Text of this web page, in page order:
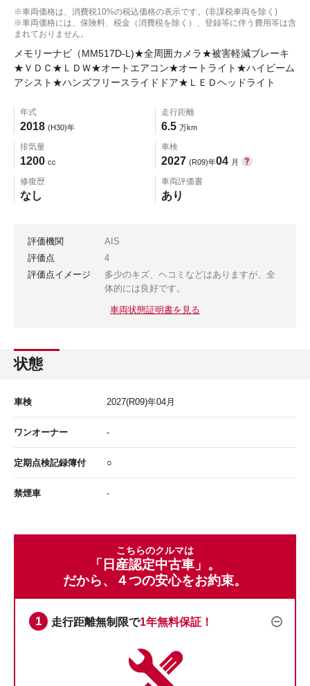
※車両価格は、消費税10%の税込価格の表示です。(非課税車両を除く)
※車両価格には、保険料、税金（消費税を除く）、登録等に伴う費用等は含
まれておりません。
メモリーナビ（MM517D-L)★全周囲カメラ★被害軽減ブレーキ
★ＶＤＣ★ＬＤＷ★オートエアコン★オートライト★ハイビーム
アシスト★ハンズフリースライドドア★ＬＥＤヘッドライト
年式
2018 (H30)年
走行距離
6.5 万km
排気量
1200 cc
車検
2027 (R09)年04 月
修復歴
なし
車両評価書
あり
評価機関
AIS
評価点
4
評価点イメージ
多少のキズ、ヘコミなどはありますが、全
体的には良好です。
車両状態証明書を見る
状態
車検 2027(R09)年04 月
ワンオーナー -
定期点検記録簿付 ○
禁煙車 -
こちらのクルマは
「日産認定中古車」。
だから、４つの安心をお約束。
走行距離無制限で1年無料保証！